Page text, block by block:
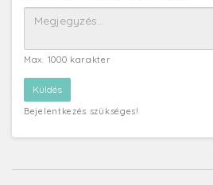
Max. 1000 karakter
Bejelentkezés szükséges!